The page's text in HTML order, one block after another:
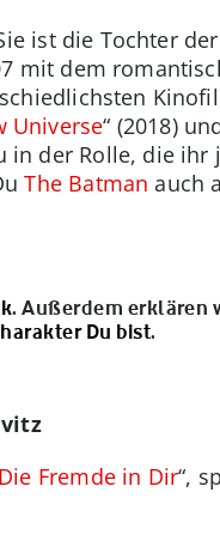
ist die Tochter
mit dem
Universe“ (2018)
in der Rolle, die
The Batman auch
. Außerdem erklären
Du bist.
Die Fremde in Dir“,